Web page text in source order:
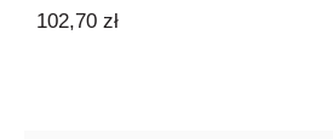
102,70 zł